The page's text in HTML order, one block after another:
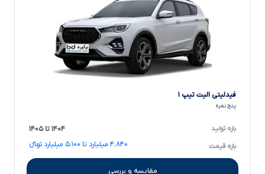
فیدلیتی الیت تیپ ۱
پنج نفره
بازه تولید ۱۴۰۴ تا ۱۴۰۵
بازه قیمت ۴.۸۴۰ میلیارد تا ۵.۱۰۰ میلیارد تومانءءء
مقایسه و بررسی